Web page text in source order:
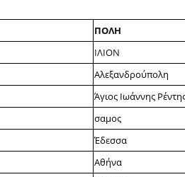
ΠΟΛΗ
ΙΛΙΟΝ
Αλεξανδρούπολη
Άγιος Ιωάννης
σαμος
Έδεσσα
Αθήνα